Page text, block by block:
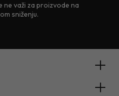
važi za proizvode na
sniženju.